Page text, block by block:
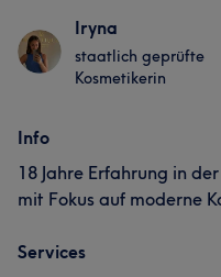
Iryna
staatlich geprüfte
Kosmetikerin
Info
18 Jahre Erfahrung in
mit Fokus auf moderne
Services